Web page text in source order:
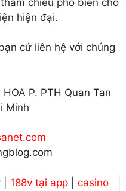
hiện đại.
cứ liên hệ với chúng
HOA P. PTH Quan Tan
Minh
188v tại app
casino